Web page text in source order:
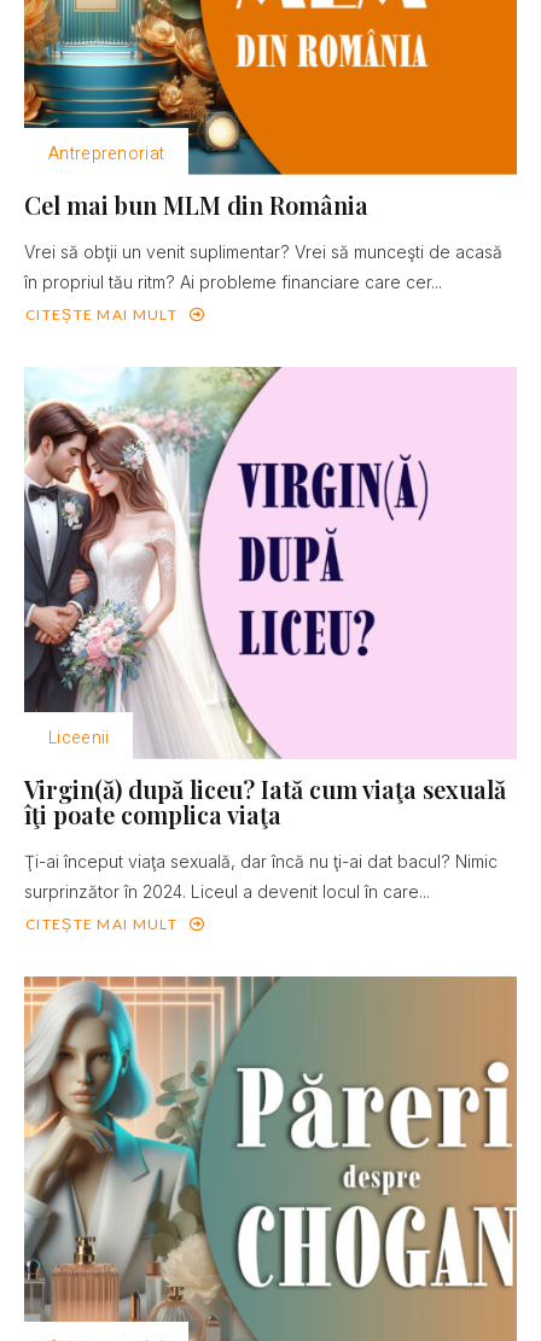
Antreprenoriat
Cel mai bun MLM din România
Vrei să obţii un venit suplimentar? Vrei să munceşti de acasă
în propriul tău ritm? Ai probleme financiare care cer...
CITEȘTE MAI MULT
Liceenii
Virgin(ă) după liceu? Iată cum viaţa sexuală
îţi poate complica viaţa
Ţi-ai început viaţa sexuală, dar încă nu ţi-ai dat bacul? Nimic
surprinzător în 2024. Liceul a devenit locul în care...
CITEȘTE MAI MULT